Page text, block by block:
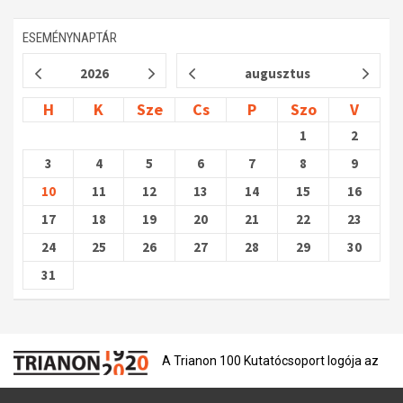
ESEMÉNYNAPTÁR
2026 augusztus
H K Sze Cs P Szo V
1
2
3
4 5 6 7 8
9
10
11 12 13 14 15
16
17
18 19 20 21 22
23
24
25 26 27 28 29
30
31
A Trianon 100 Kutatócsoport logója az